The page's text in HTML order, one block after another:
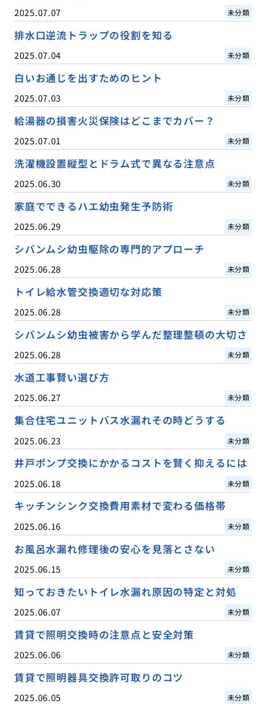
2025.07.07 未分類
排水口逆流トラップの役割を知る
2025.07.04 未分類
白いお通じを出すためのヒント
2025.07.03 未分類
給湯器の損害火災保険はどこまでカバー？
2025.07.01 未分類
洗濯機設置縦型とドラム式で異なる注意点
2025.06.30 未分類
家庭でできるハエ幼虫発生予防術
2025.06.29 未分類
シバンムシ幼虫駆除の専門的アプローチ
2025.06.28 未分類
トイレ給水管交換適切な対応策
2025.06.28 未分類
シバンムシ幼虫被害から学んだ整理整頓の大切さ
2025.06.28 未分類
水道工事賢い選び方
2025.06.27 未分類
集合住宅ユニットバス水漏れその時どうする
2025.06.23 未分類
井戸ポンプ交換にかかるコストを賢く抑えるには
2025.06.18 未分類
キッチンシンク交換費用素材で変わる価格帯
2025.06.16 未分類
お風呂水漏れ修理後の安心を見落とさない
2025.06.15 未分類
知っておきたいトイレ水漏れ原因の特定と対処
2025.06.07 未分類
賃貸で照明交換時の注意点と安全対策
2025.06.06 未分類
賃貸で照明器具交換許可取りのコツ
2025.06.05 未分類